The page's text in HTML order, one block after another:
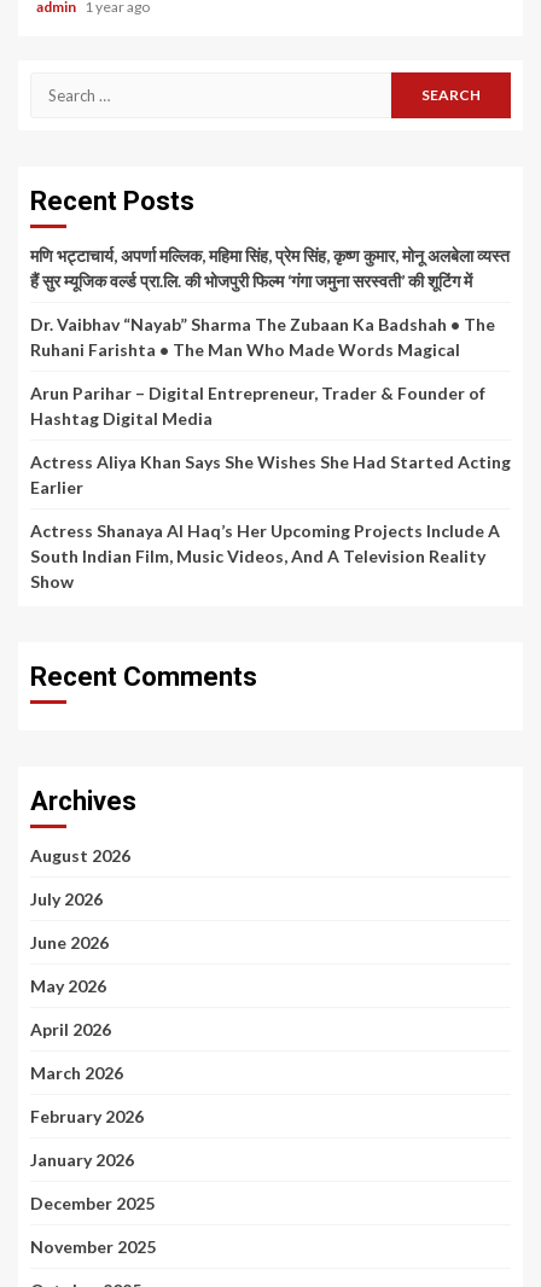
admin 1 year ago
Search
Recent Posts
मणि भट्टाचार्य, अपर्णा मल्लिक, महिमा सिंह, प्रेम सिंह, कृष्ण कुमार, मोनू अलबेला व्यस्त
हैं सुर म्यूजिक वर्ल्ड प्रा.लि. की भोजपुरी फिल्म ‘गंगा जमुना सरस्वती’ की शूटिंग में
Dr. Vaibhav “Nayab” Sharma The Zubaan Ka Badshah • The
Ruhani Farishta • The Man Who Made Words Magical
Arun Parihar – Digital Entrepreneur, Trader & Founder of
Hashtag Digital Media
Actress Aliya Khan Says She Wishes She Had Started Acting
Earlier
Actress Shanaya Al Haq’s Her Upcoming Projects Include A
South Indian Film, Music Videos, And A Television Reality
Show
Recent Comments
Archives
August 2026
July 2026
June 2026
May 2026
April 2026
March 2026
February 2026
January 2026
December 2025
November 2025